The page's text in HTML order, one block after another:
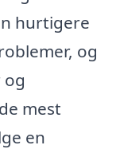
hurtigere
og
mest
en